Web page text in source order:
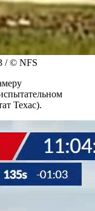
/ © NFS
Техас).